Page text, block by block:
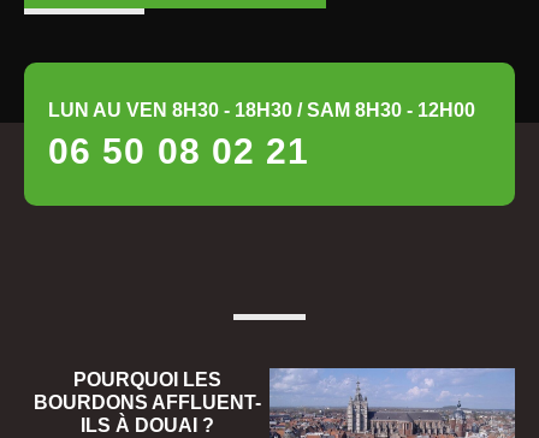
LUN AU VEN 8H30 - 18H30 / SAM 8H30 - 12H00
06 50 08 02 21
POURQUOI LES
BOURDONS AFFLUENT-
ILS À DOUAI ?